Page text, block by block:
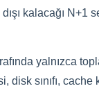
kalacağı N+1
yalnızca
disk sınıfı, cache